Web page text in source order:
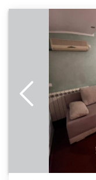
Dvosoban
u Mirijevu za 4
Zvezdara
Adresa:Jovanke
Radakovic 54
35 €